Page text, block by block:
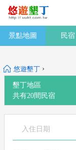
景點地圖 民宿
悠遊墾丁 ›
墾丁地區
共有20間 民宿